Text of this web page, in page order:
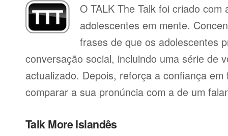
O TALK The Talk foi criado com
adolescentes em mente.
frases de que os adolescentes
conversação social, incluindo uma série de
actualizado. Depois, reforça a confiança
comparar a sua pronúncia com a de um
Talk More Islandês